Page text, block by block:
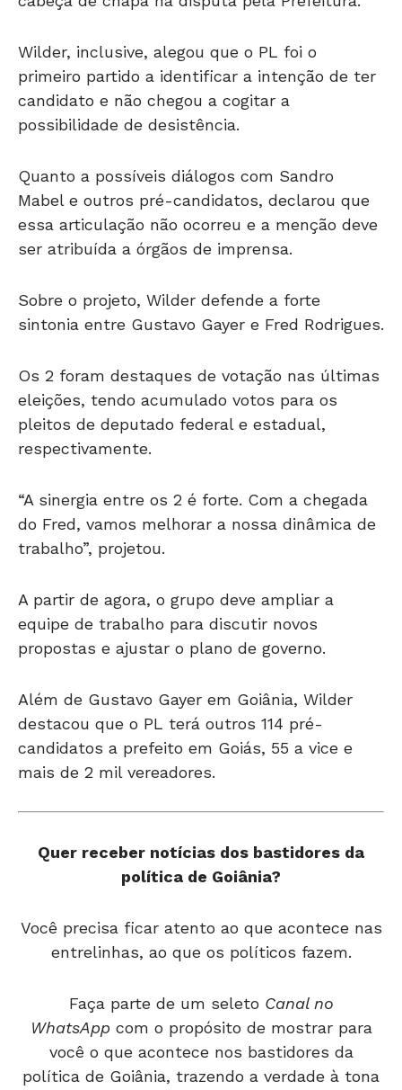
Wilder, inclusive, alegou que o PL foi o
primeiro partido a identificar a intenção de ter
candidato e não chegou a cogitar a
possibilidade de desistência.
Quanto a possíveis diálogos com Sandro
Mabel e outros pré-candidatos, declarou que
essa articulação não ocorreu e a menção deve
ser atribuída a órgãos de imprensa.
Sobre o projeto, Wilder defende a forte
sintonia entre Gustavo Gayer e Fred Rodrigues.
Os 2 foram destaques de votação nas últimas
eleições, tendo acumulado votos para os
pleitos de deputado federal e estadual,
respectivamente.
“A sinergia entre os 2 é forte. Com a chegada
do Fred, vamos melhorar a nossa dinâmica de
trabalho”, projetou.
A partir de agora, o grupo deve ampliar a
equipe de trabalho para discutir novos
propostas e ajustar o plano de governo.
Além de Gustavo Gayer em Goiânia, Wilder
destacou que o PL terá outros 114 pré-
candidatos a prefeito em Goiás, 55 a vice e
mais de 2 mil vereadores.
Quer receber notícias dos bastidores da
política de Goiânia?
Você precisa ficar atento ao que acontece nas
entrelinhas, ao que os políticos fazem.
Faça parte de um seleto Canal no
WhatsApp com o propósito de mostrar para
você o que acontece nos bastidores da
política de Goiânia, trazendo a verdade à tona